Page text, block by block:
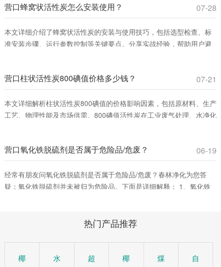
营口蜂窝状活性炭怎么安装使用？ 07-28
本文详细介绍了蜂窝状活性炭的安装与使用技巧，包括选型检查、标
准安装步骤、运行参数控制等关键要点。分享实战经验，帮助用户避
营口柱状活性炭800碘值价格多少钱？ 07-21
本文详细解析柱状活性炭800碘值的价格影响因素，包括原材料、生产
工艺、物理性能及市场供需。800碘值活性炭在工业废气处理、水净化
营口氧化铁脱硫剂是否属于危险品/危废？ 06-19
经常有朋友问氧化铁脱硫剂是否属于危险品/危废？春林净化为您答
疑：氧化铁脱硫剂并未被归为危险品。下面是详细解释： 1、氧化铁
含硫化合物化学吸附到脱硫催化剂小孔中，改变其化学组成从而净化
热门产品推荐
椰 水 超 椰 煤 自